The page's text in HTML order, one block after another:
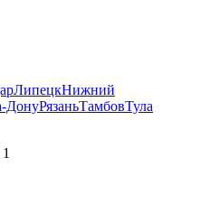
ЛипецкНижний
ДонуРязаньТамбовТула